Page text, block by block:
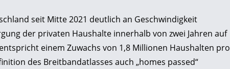
seit Mitte 2021 deutlich an Geschwindigkeit
der privaten Haushalte innerhalb von zwei Jahren auf
einem Zuwachs von 1,8 Millionen Haushalten pro
des Breitbandatlasses auch „homes passed“